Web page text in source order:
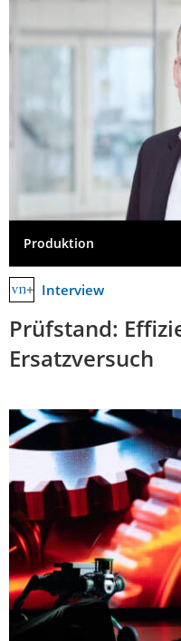
Produktion
Interview
Prüfstand:
Ersatzversuch